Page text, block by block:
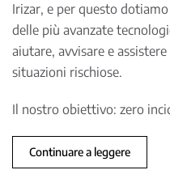
Irizar, e per questo
delle più avanzate
aiutare, avvisare e
situazioni rischiose.
Il nostro obiettivo: zero
Continuare a leggere